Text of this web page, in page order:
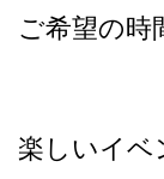
ご希望の時
楽しいイベ